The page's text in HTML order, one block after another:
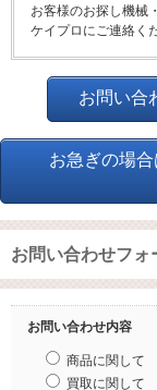
お客様のお探し機械
ケイプロにご連絡く
お問い合
お急ぎの場
お問い合わせフォ
お問い合わせ内容
商品に関して
買取に関して